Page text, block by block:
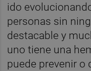
ido
personas sin
destacable y
uno tiene una
puede prevenir o